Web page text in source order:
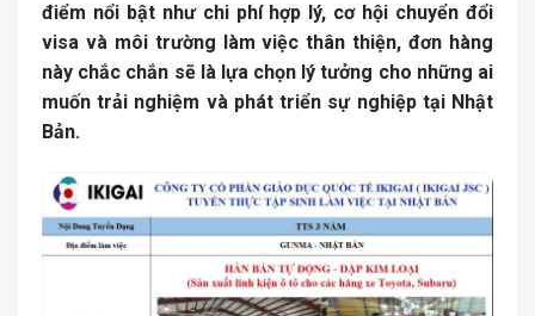
điểm nổi bật như chi phí hợp lý, cơ hội chuyển đổi
visa và môi trường làm việc thân thiện, đơn hàng
này chắc chắn sẽ là lựa chọn lý tưởng cho những ai
muốn trải nghiệm và phát triển sự nghiệp tại Nhật
Bản.